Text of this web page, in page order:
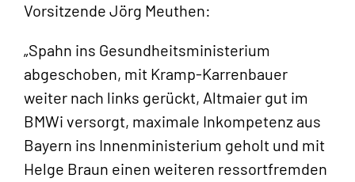
Vorsitzende Jörg Meuthen:
„Spahn ins Gesundheitsministerium
abgeschoben, mit Kramp-Karrenbauer
weiter nach links gerückt, Altmaier gut im
BMWi versorgt, maximale Inkompetenz aus
Bayern ins Innenministerium geholt und mit
Helge Braun einen weiteren ressortfremden